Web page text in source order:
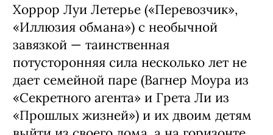
Хоррор Луи Летерье («Перевозчик»,
«Иллюзия обмана») с необычной
завязкой — таинственная
потусторонняя сила несколько лет не
дает семейной паре (Вагнер Моура из
«Секретного агента» и Грета Ли из
«Прошлых жизней») и их двоим детям